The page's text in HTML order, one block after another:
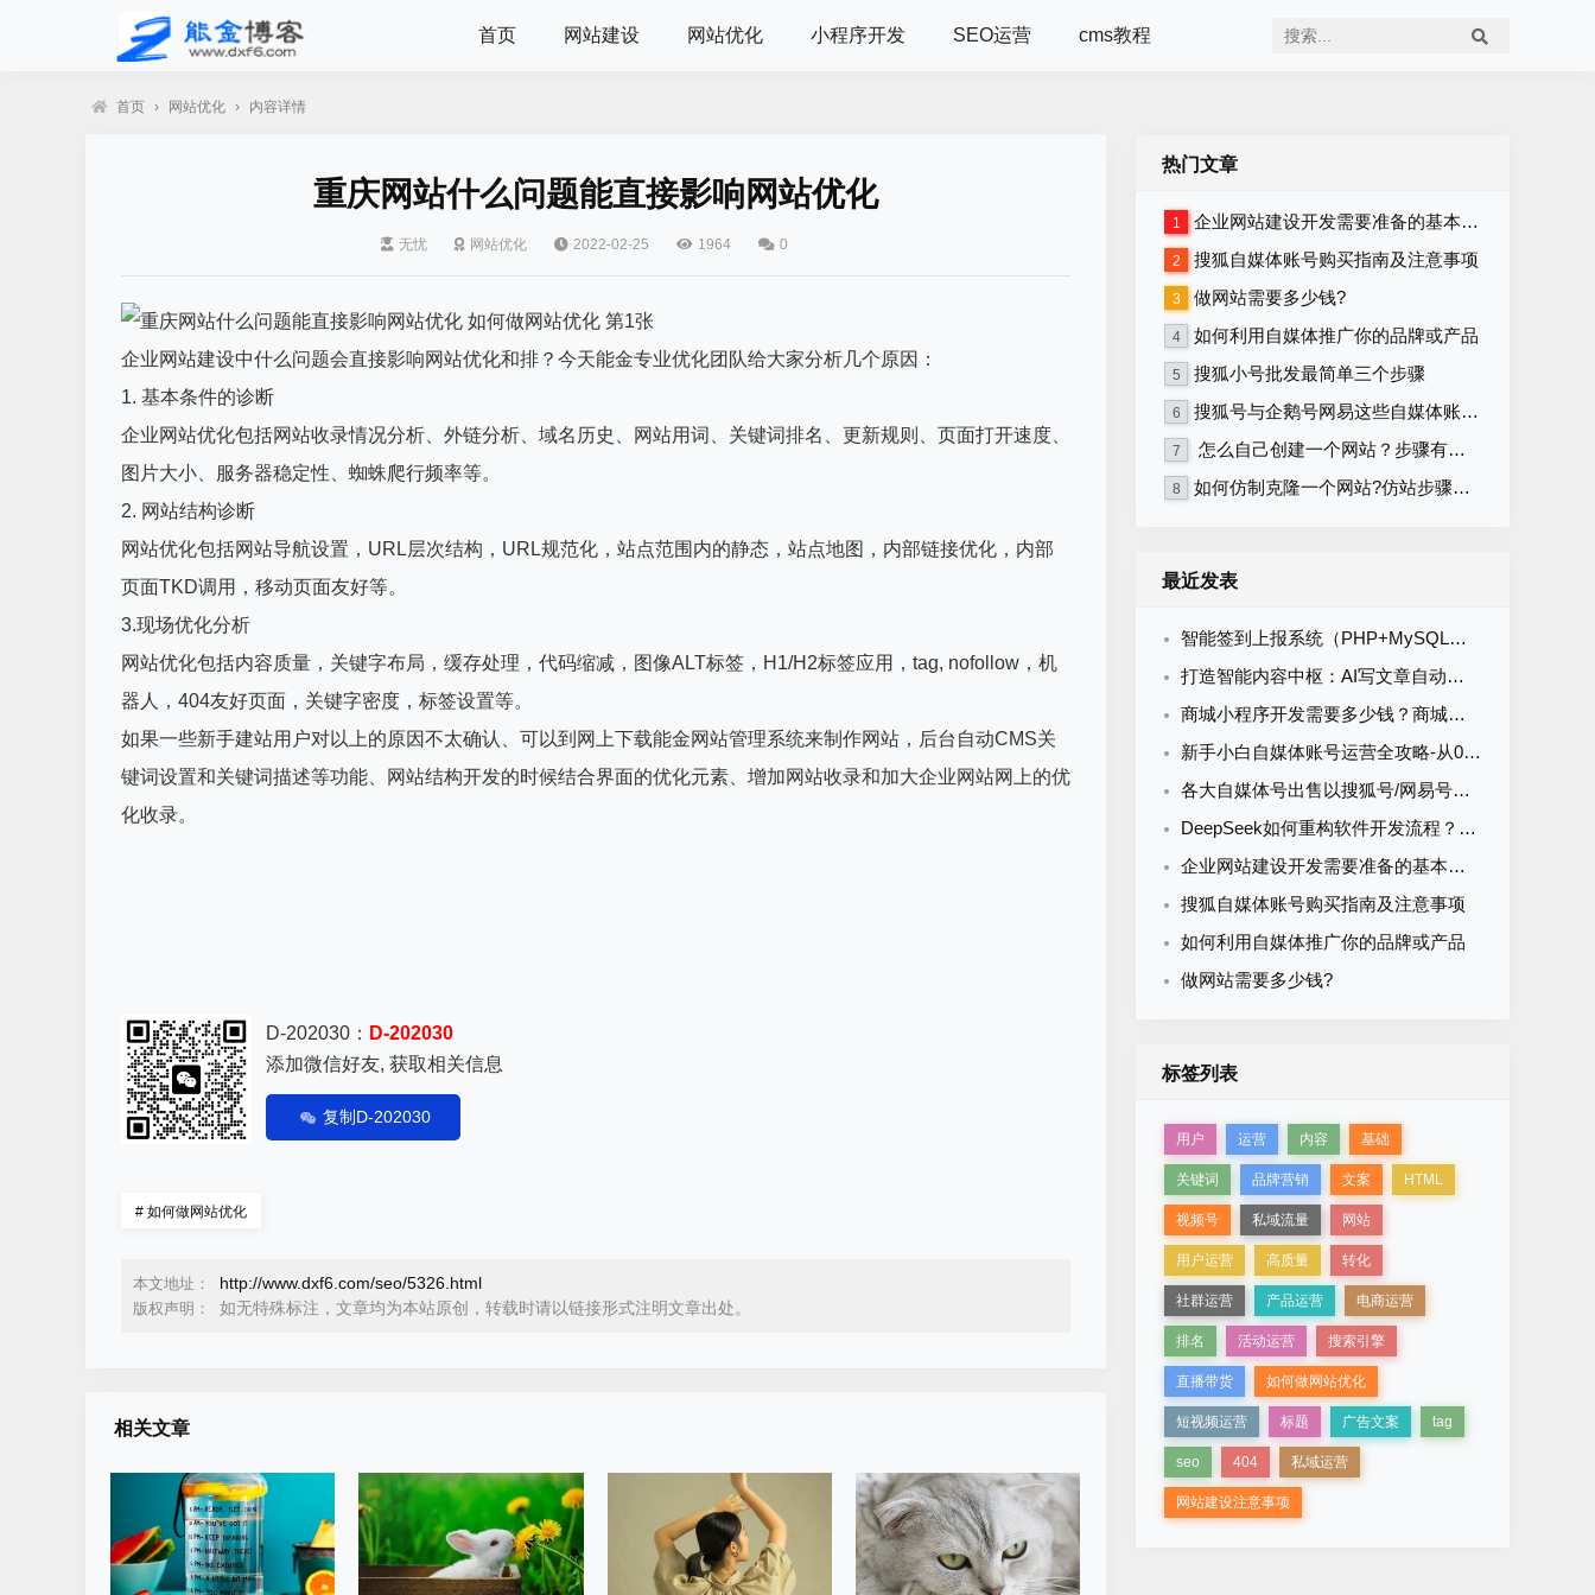
首页 网站建设 网站优化 小程序开发 SEO运营 cms教程
首页 › 网站优化 › 内容详情
重庆网站什么问题能直接影响网站优化
无忧 网站优化 2022-02-25 1964 0
企业网站建设中什么问题会直接影响网站优化和排？今天能金专业优化团队给大家分析几个原因：
1. 基本条件的诊断
企业网站优化包括网站收录情况分析、外链分析、域名历史、网站用词、关键词排名、更新规则、页面打开速度、
图片大小、服务器稳定性、蜘蛛爬行频率等。
2. 网站结构诊断
网站优化包括网站导航设置，URL层次结构，URL规范化，站点范围内的静态，站点地图，内部链接优化，内部
页面TKD调用，移动页面友好等。
3.现场优化分析
网站优化包括内容质量，关键字布局，缓存处理，代码缩减，图像ALT标签，H1/H2标签应用，tag, nofollow，机
器人，404友好页面，关键字密度，标签设置等。
如果一些新手建站用户对以上的原因不太确认、可以到网上下载能金网站管理系统来制作网站，后台自动CMS关
键词设置和关键词描述等功能、网站结构开发的时候结合界面的优化元素、增加网站收录和加大企业网站网上的优
化收录。
D-202030： D-202030
添加微信好友, 获取相关信息
复制D-202030
# 如何做网站优化
本文地址： http://www.dxf6.com/seo/5326.html
版权声明： 如无特殊标注，文章均为本站原创，转载时请以链接形式注明文章出处。
相关文章
热门文章
1 企业网站建设开发需要准备的基本资料
2 搜狐自媒体账号购买指南及注意事项
3 做网站需要多少钱?
4 如何利用自媒体推广你的品牌或产品
5 搜狐小号批发最简单三个步骤
6 搜狐号与企鹅号网易这些自媒体账号在哪里购买？
7 怎么自己创建一个网站？步骤有哪些？
8 如何仿制克隆一个网站?仿站步骤详细教程
最近发表
智能签到上报系统（PHP+MySQL）食堂/企业/学校多场景通用
打造智能内容中枢：AI写文章自动发布系统的定制开发
商城小程序开发需要多少钱？商城小程序开发收费标准
新手小白自媒体账号运营全攻略-从0到1打造购买自媒体账号网易搜索知乎百家号
各大自媒体号出售以搜狐号/网易号为核心的流量与排名解析
DeepSeek如何重构软件开发流程？AI驱动优化的5大实战场景解析
企业网站建设开发需要准备的基本资料
搜狐自媒体账号购买指南及注意事项
如何利用自媒体推广你的品牌或产品
做网站需要多少钱?
标签列表
用户 运营 内容 基础
关键词 品牌营销 文案 HTML
视频号 私域流量 网站
用户运营 高质量 转化
社群运营 产品运营 电商运营
排名 活动运营 搜索引擎
直播带货 如何做网站优化
短视频运营 标题 广告文案 tag
seo 404 私域运营
网站建设注意事项